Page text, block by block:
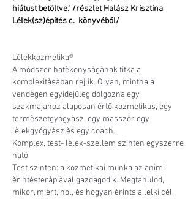
hiátust betöltve." /részlet Halász Krisztina
Lélek(sz)építés c. könyvéből/
Lélekkozmetika®
A módszer hatèkonysàgànak titka a
komplexitàsàban rejlik. Olyan, mintha a
vendègen egyidejûleg dolgozna egy
szakmàjàhoz alaposan èrtô kozmetikus, egy
termèszetgyógyàsz, egy masszôr egy
lèlekgyógyàsz ès egy coach.
Komplex, test- lèlek-szellem szinten egyszerre
ható.
Test szinten: a kozmetikai munka az animi
èrintèsteràpiàval gazdagodik. Megtanulod,
mikor, mièrt, hol, ès hogyan èrints a lelki cèl,